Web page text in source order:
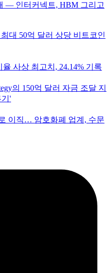
— 인터커넥트, HBM 그리고
대 50억 달러 상당 비트코인
사상 최고치, 24.14% 기록
의 150억 달러 자금 조달 지
기'
이직… 암호화폐 업계, 수문